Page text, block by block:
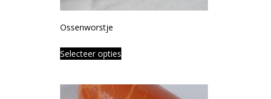
Ossenworstje
Selecteer opties